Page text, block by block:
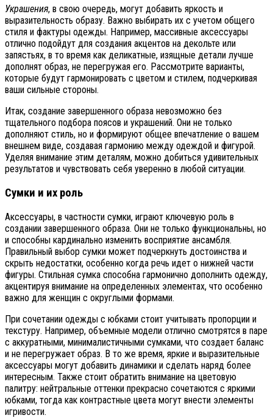
Украшения, в свою очередь, могут добавить яркость и
выразительность образу. Важно выбирать их с учетом общего
стиля и фактуры одежды. Например, массивные аксессуары
отлично подойдут для создания акцентов на декольте или
запястьях, в то время как деликатные, изящные детали лучше
дополнят образ, не перегружая его. Рассмотрите варианты,
которые будут гармонировать с цветом и стилем, подчеркивая
ваши сильные стороны.
Итак, создание завершенного образа невозможно без
тщательного подбора поясов и украшений. Они не только
дополняют стиль, но и формируют общее впечатление о вашем
внешнем виде, создавая гармонию между одеждой и фигурой.
Уделяя внимание этим деталям, можно добиться удивительных
результатов и чувствовать себя уверенно в любой ситуации.
Сумки и их роль
Аксессуары, в частности сумки, играют ключевую роль в
создании завершенного образа. Они не только функциональны, но
и способны кардинально изменить восприятие ансамбля.
Правильный выбор сумки может подчеркнуть достоинства и
скрыть недостатки, особенно когда речь идет о нижней части
фигуры. Стильная сумка способна гармонично дополнить одежду,
акцентируя внимание на определенных элементах, что особенно
важно для женщин с округлыми формами.
При сочетании одежды с юбками стоит учитывать пропорции и
текстуру. Например, объемные модели отлично смотрятся в паре
с аккуратными, минималистичными сумками, что создает баланс
и не перегружает образ. В то же время, яркие и выразительные
аксессуары могут добавить динамики и сделать наряд более
интересным. Также стоит обратить внимание на цветовую
палитру: нейтральные оттенки прекрасно сочетаются с яркими
юбками, тогда как контрастные цвета могут внести элементы
игривости.